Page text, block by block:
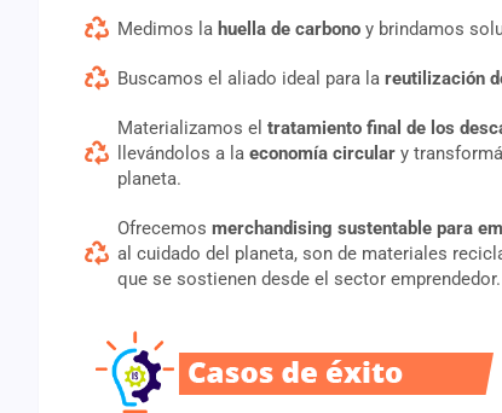
Medimos la huella de carbono y brindamos
Buscamos el aliado ideal para la reutilización
Materializamos el tratamiento final de los
llevándolos a la economía circular y
planeta.
Ofrecemos merchandising sustentable para
al cuidado del planeta, son de materiales
que se sostienen desde el sector emprendedor.